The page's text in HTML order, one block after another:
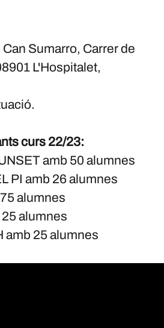
Sumarro, Carrer de
L'Hospitalet,
curs 22/23:
amb 50 alumnes
PI amb 26 alumnes
alumnes
alumnes
amb 25 alumnes